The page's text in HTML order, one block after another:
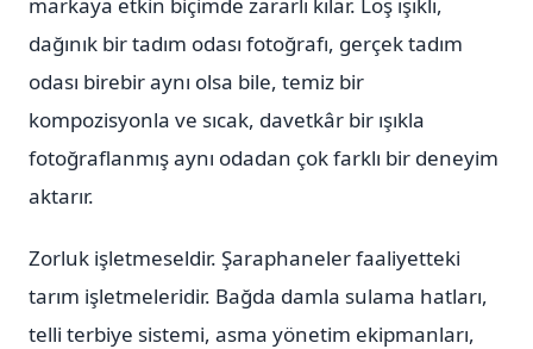
dağınık bir tadım odası fotoğrafı, gerçek tadım
odası birebir aynı olsa bile, temiz bir
kompozisyonla ve sıcak, davetkâr bir ışıkla
fotoğraflanmış aynı odadan çok farklı bir deneyim
aktarır.
Zorluk işletmeseldir. Şaraphaneler faaliyetteki
tarım işletmeleridir. Bağda damla sulama hatları,
telli terbiye sistemi, asma yönetim ekipmanları,